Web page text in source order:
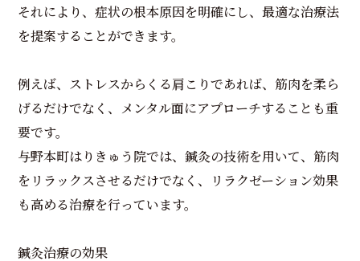
それにより、症状の根本原因を明確にし、最適な治療法
を提案することができます。
例えば、ストレスからくる肩こりであれば、筋肉を柔ら
げるだけでなく、メンタル面にアプローチすることも重
要です。
与野本町はりきゅう院では、鍼灸の技術を用いて、筋肉
をリラックスさせるだけでなく、リラクゼーション効果
も高める治療を行っています。
鍼灸治療の効果